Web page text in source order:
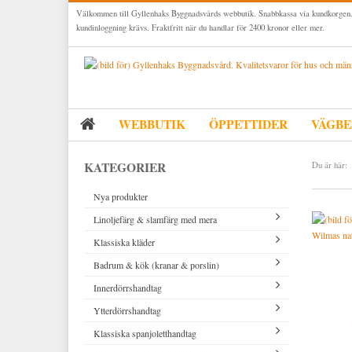
Välkommen till Gyllenhaks Byggnadsvårds webbutik. Snabbkassa via
kundinloggning krävs. Fraktfritt när du handlar för 2400 kronor eller mer.
WEBBUTIK ÖPPETTIDER
KATEGORIER
Nya produkter
Linoljefärg & slamfärg med mera
Linoljefärger
Vita kulörer
Grå kulörer
Gula kulörer
Röda kulörer
Matta linoljefärger
Falu rödfärg (slamfärger)
Konstnärsfärger
Vitt
Lack, lasyrer, fernissor & oljor
Klassiska kläder
Resistant Work Wear
Storvästar
Västar
Byxor
Badrum & kök (kranar & porslin)
Köksblandare
Tvättställsblandare
Badkarsblandare
Innerdörrshandtag
Dörrhandtag mässing (innerdörr)
Dörrhandtag nickel (innerdörr)
Ytterdörrshandtag
Handtag ytterdörr oval cylinder
Klassiska spanjoletthandtag
Du är här:
Wilmas